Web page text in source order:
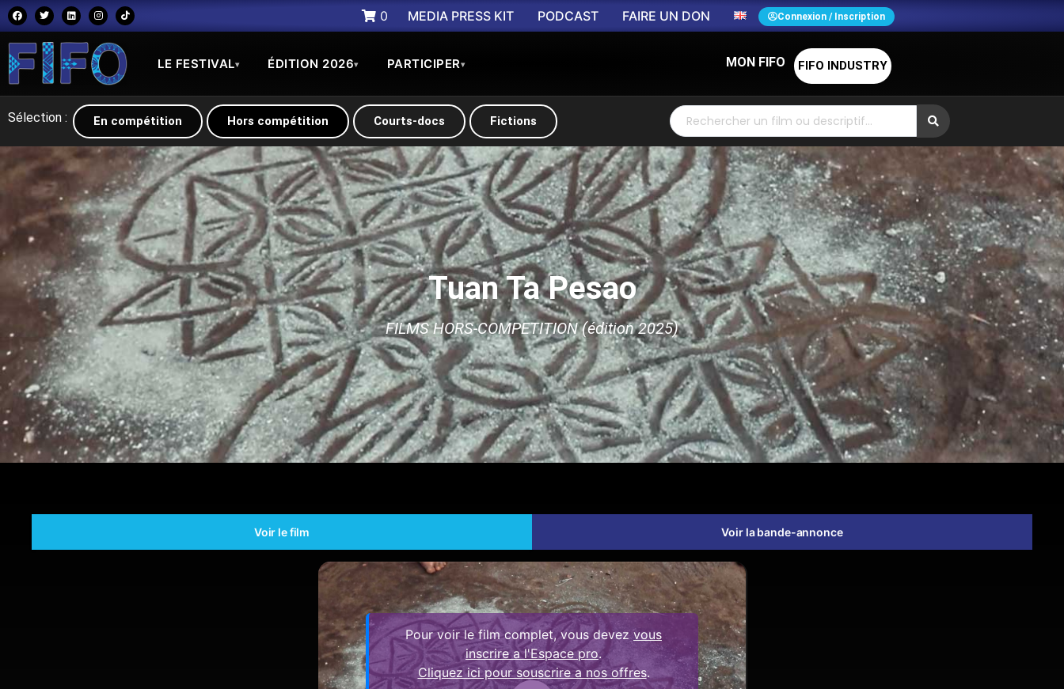
0 MEDIA PRESS KIT PODCAST FAIRE UN DON Connexion / Inscription
LE FESTIVAL▾ ÉDITION 2026▾ PARTICIPER▾ MON FIFO FIFO INDUSTRY
Sélection : En compétition Hors compétition Courts-docs Fictions
Tuan Ta Pesao
FILMS HORS-COMPETITION (édition 2025)
Voir le film Voir la bande-annonce
Pour voir le film complet, vous devezvous
inscrire a l'Espace pro.
Cliquez ici pour souscrire a nos offres.